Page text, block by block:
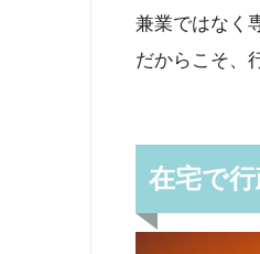
兼業ではなく
だからこそ、
在宅で